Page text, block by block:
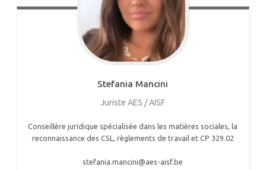
Stefania Mancini
Juriste AES / AISF
Conseillère juridique spécialisée dans les matières sociales, la
reconnaissance des CSL, règlements de travail et CP 329.02
stefania.mancini@aes-aisf.be